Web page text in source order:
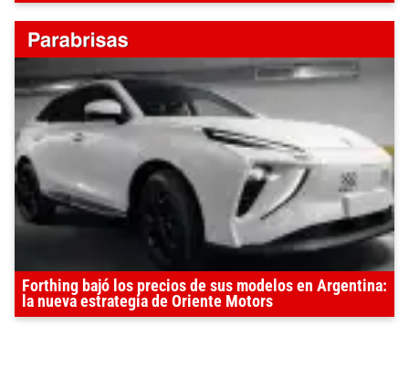
Forthing bajó los precios de sus modelos en Argentina:
la nueva estrategia de Oriente Motors